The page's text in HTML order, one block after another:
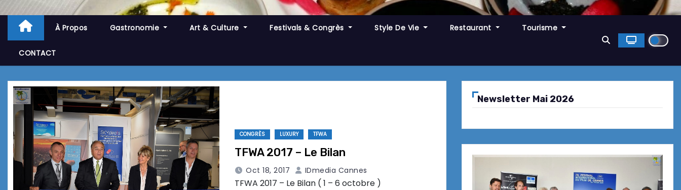
À Propos Gastronomie Art & Culture Festivals & Congrès Style De Vie Restaurant Tourisme
CONTACT
CONGRÈS LUXURY TFWA
TFWA 2017 – Le Bilan
Oct 18, 2017 IDmedia Cannes
TFWA 2017 – Le Bilan ( 1 – 6 octobre )
Newsletter Mai 2026